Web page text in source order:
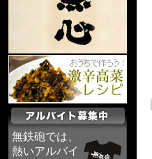
無鉄砲では、
熱いアルバイ